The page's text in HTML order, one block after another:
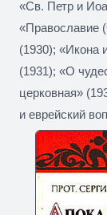
«Св. Петр и
«Православие
(1930); «Икона
(1931); «О
церковная»
и еврейский